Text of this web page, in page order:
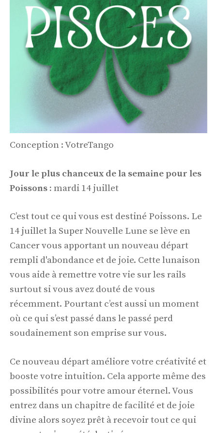
Conception : VotreTango
Jour le plus chanceux de la semaine pour les
Poissons : mardi 14 juillet
C’est tout ce qui vous est destiné Poissons. Le
14 juillet la Super Nouvelle Lune se lève en
Cancer vous apportant un nouveau départ
rempli d'abondance et de joie. Cette lunaison
vous aide à remettre votre vie sur les rails
surtout si vous avez douté de vous
récemment. Pourtant c’est aussi un moment
où ce qui s’est passé dans le passé perd
soudainement son emprise sur vous.
Ce nouveau départ améliore votre créativité et
booste votre intuition. Cela apporte même des
possibilités pour votre amour éternel. Vous
entrez dans un chapitre de facilité et de joie
divine alors soyez prêt à recevoir tout ce qui